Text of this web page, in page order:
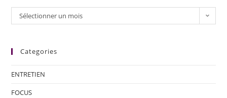
Sélectionner un mois
Categories
ENTRETIEN
FOCUS